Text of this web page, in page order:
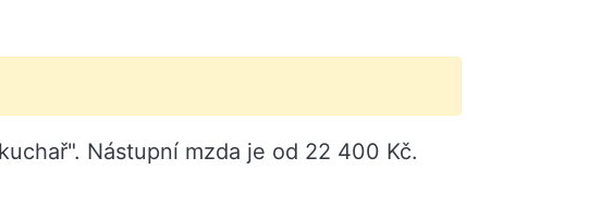
Nástupní mzda je od 22 400 Kč.